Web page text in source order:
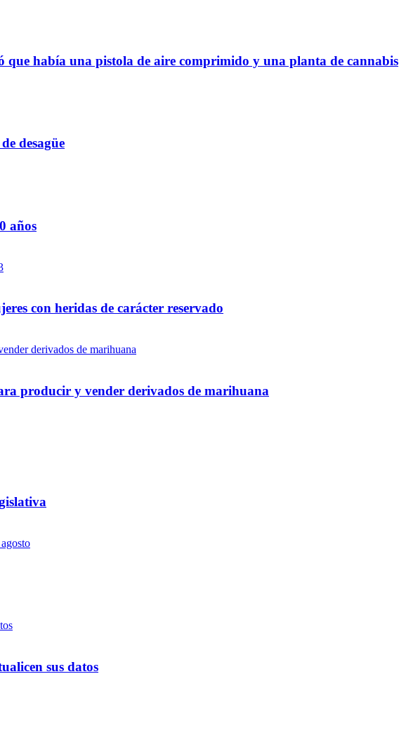
había una pistola de aire comprimido y una planta de cannabis
desagüe
años
con heridas de carácter reservado
producir y vender derivados de marihuana
sus datos